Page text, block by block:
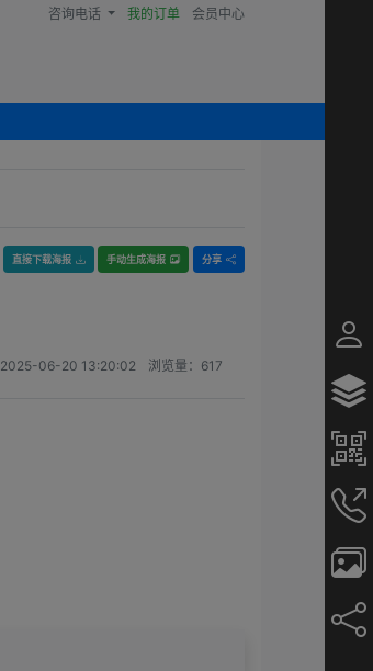
咨询电话 我的订单 会员中心
直接下载海报 手动生成海报 分享
2025-06-20 13:20:02 浏览量： 617